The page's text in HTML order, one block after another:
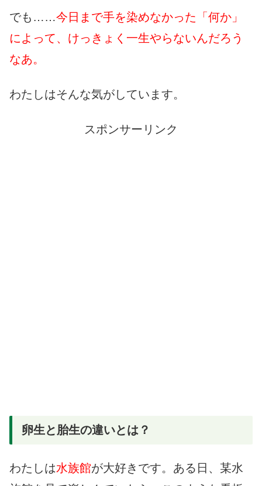
でも……今日まで手を染めなかった「何か」
によって、けっきょく一生やらないんだろう
なあ。
わたしはそんな気がしています。
スポンサーリンク
卵生と胎生の違いとは？
わたしは水族館が大好きです。ある日、某水